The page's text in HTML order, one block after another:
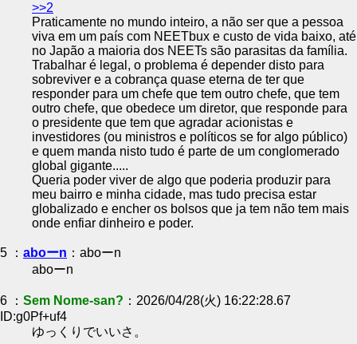
>>2
Praticamente no mundo inteiro, a não ser que a pessoa
viva em um país com NEETbux e custo de vida baixo, até
no Japão a maioria dos NEETs são parasitas da família.
Trabalhar é legal, o problema é depender disto para
sobreviver e a cobrança quase eterna de ter que
responder para um chefe que tem outro chefe, que tem
outro chefe, que obedece um diretor, que responde para
o presidente que tem que agradar acionistas e
investidores (ou ministros e políticos se for algo público)
e quem manda nisto tudo é parte de um conglomerado
global gigante.....
Queria poder viver de algo que poderia produzir para
meu bairro e minha cidade, mas tudo precisa estar
globalizado e encher os bolsos que ja tem não tem mais
onde enfiar dinheiro e poder.
5 ： aboーn ：aboーn
aboーn
6 ： Sem Nome-san? ：2026/04/28(火) 16:22:28.67
ID:g0Pf+uf4
ゆっくりでいいさ。